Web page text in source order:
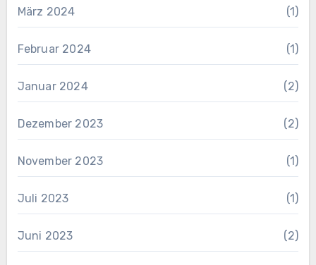
März 2024 (1)
Februar 2024 (1)
Januar 2024 (2)
Dezember 2023 (2)
November 2023 (1)
Juli 2023 (1)
Juni 2023 (2)